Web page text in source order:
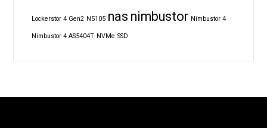
Lockerstor 4 Gen2 N5105 nas nimbustor Nimbustor 4
Nimbustor 4 AS5404T NVMe SSD